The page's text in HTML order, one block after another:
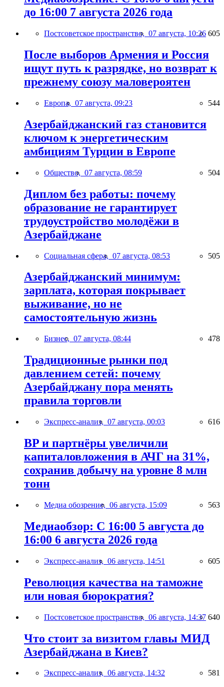
до 16:00 7 августа 2026 года
Постсоветское пространство, 07 августа, 10:26 605
После выборов Армения и Россия
ищут путь к разрядке, но возврат к
прежнему союзу маловероятен
Европа, 07 августа, 09:23 544
Азербайджанский газ становится
ключом к энергетическим
амбициям Турции в Европе
Общество, 07 августа, 08:59 504
Диплом без работы: почему
образование не гарантирует
трудоустройство молодёжи в
Азербайджане
Социальная сфера, 07 августа, 08:53 505
Азербайджанский минимум:
зарплата, которая покрывает
выживание, но не
самостоятельную жизнь
Бизнес, 07 августа, 08:44 478
Традиционные рынки под
давлением сетей: почему
Азербайджану пора менять
правила торговли
Экспресс-анализ, 07 августа, 00:03 616
BP и партнёры увеличили
капиталовложения в АЧГ на 31%,
сохранив добычу на уровне 8 млн
тонн
Медиа обозрение, 06 августа, 15:09 563
Медиаобзор: С 16:00 5 августа до
16:00 6 августа 2026 года
Экспресс-анализ, 06 августа, 14:51 605
Революция качества на таможне
или новая бюрократия?
Постсоветское пространство, 06 августа, 14:37 640
Что стоит за визитом главы МИД
Азербайджана в Киев?
Экспресс-анализ, 06 августа, 14:32 581